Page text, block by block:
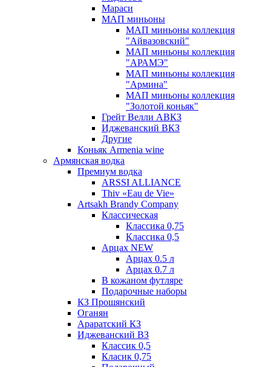
Мараси
МАП миньоны
МАП миньоны коллекция
"Айвазовский"
МАП миньоны коллекция
"АРАМЭ"
МАП миньоны коллекция
"Армина"
МАП миньоны коллекция
"Золотой коньяк"
Грейт Велли АВКЗ
Иджеванский ВКЗ
Другие
Коньяк Armenia wine
Армянская водка
Премиум водка
ARSSI ALLIANCE
Thiv «Eau de Vie»
Artsakh Brandy Company
Классическая
Классика 0,75
Классика 0,5
Арцах NEW
Арцах 0.5 л
Арцах 0.7 л
В кожаном футляре
Подарочные наборы
КЗ Прошянский
Оганян
Араратский КЗ
Иджеванский ВЗ
Классик 0,5
Класик 0,75